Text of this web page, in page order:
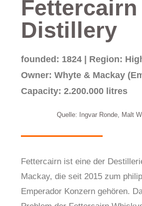
Fettercairn
Distillery
founded: 1824 | Region:
Owner: Whyte & Mackay
Capacity: 2.200.000 litres
Quelle: Ingvar Ronde, Malt
Fettercairn ist eine der
Mackay, die seit 2015 zum
Emperador Konzern gehören.